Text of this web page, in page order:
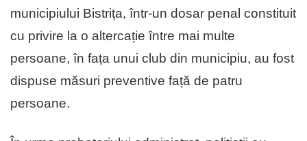
municipiului Bistrița, într-un dosar penal constituit
cu privire la o altercație între mai multe
persoane, în fața unui club din municipiu, au fost
dispuse măsuri preventive față de patru
persoane.